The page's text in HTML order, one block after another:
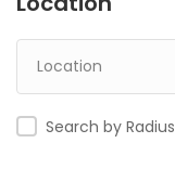
Search by Radius